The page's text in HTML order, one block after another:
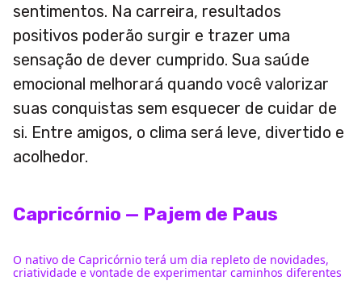
sentimentos. Na carreira, resultados
positivos poderão surgir e trazer uma
sensação de dever cumprido. Sua saúde
emocional melhorará quando você valorizar
suas conquistas sem esquecer de cuidar de
si. Entre amigos, o clima será leve, divertido e
acolhedor.
Capricórnio — Pajem de Paus
O nativo de Capricórnio terá um dia repleto de novidades,
criatividade e vontade de experimentar caminhos diferentes